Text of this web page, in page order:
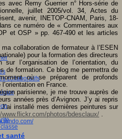
collaboratifs
avec Remy Guerrier n° Hors-série de
juillet 2005/vol. 34, Actes du
avenir, INETOP-CNAM, Paris, 18-
ce numéro de « Commentaires aux
et OSP » pp. 467-490 et les articles
collaboration de formateur à l’ESEN
pour la formation des directeurs
l’organisation de l’orientation, du
de formation. Ce blog me permettra de
où se préparent de profonds
en France.
parisienne, je me trouve auprès de
années près d’Avignon. J’y ai repris
installé mes dernières peintures sur
www.flickr.com/photos/bdesclaux/
santé